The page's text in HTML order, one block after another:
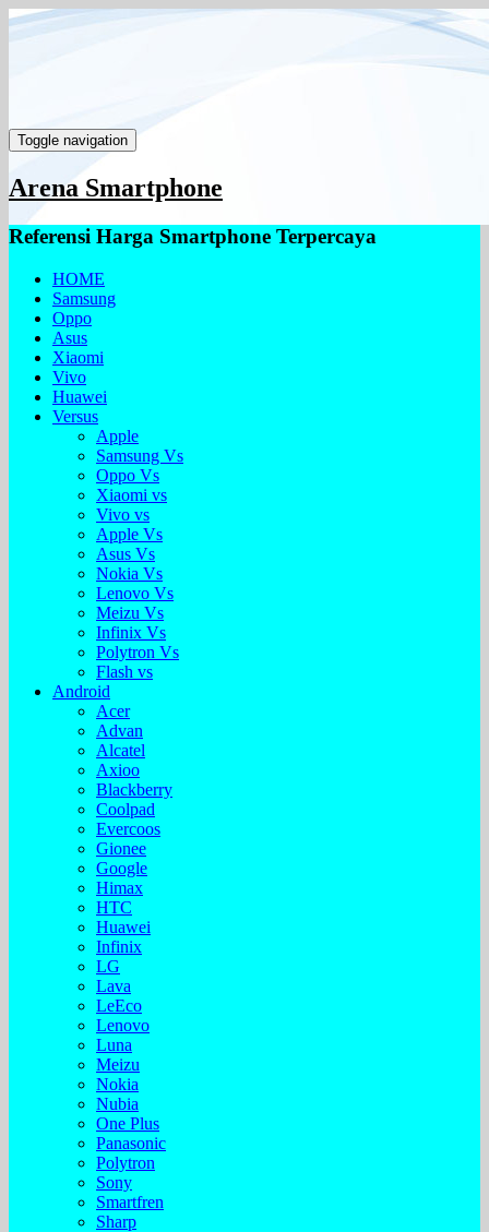
Toggle navigation
Arena Smartphone
Referensi Harga Smartphone Terpercaya
HOME
Samsung
Oppo
Asus
Xiaomi
Vivo
Huawei
Versus
Apple
Samsung Vs
Oppo Vs
Xiaomi vs
Vivo vs
Apple Vs
Asus Vs
Nokia Vs
Lenovo Vs
Meizu Vs
Infinix Vs
Polytron Vs
Flash vs
Android
Acer
Advan
Alcatel
Axioo
Blackberry
Coolpad
Evercoos
Gionee
Google
Himax
HTC
Huawei
Infinix
LG
Lava
LeEco
Lenovo
Luna
Meizu
Nokia
Nubia
One Plus
Panasonic
Polytron
Sony
Smartfren
Sharp